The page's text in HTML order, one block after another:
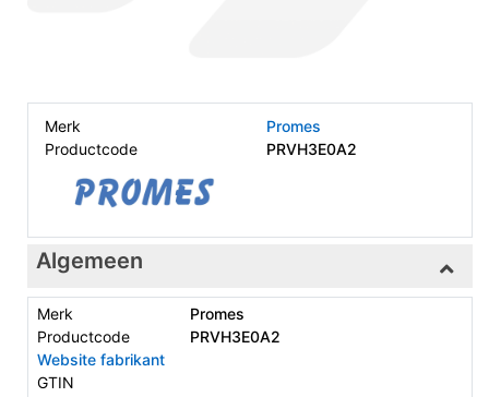
Merk
Promes
Productcode
PRVH3E0A2
Algemeen
Merk
Promes
Productcode
PRVH3E0A2
Website fabrikant
GTIN